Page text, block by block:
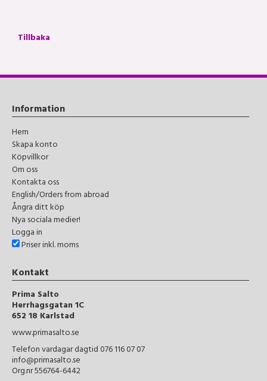
Tillbaka
Information
Hem
Skapa konto
Köpvillkor
Om oss
Kontakta oss
English/Orders from abroad
Ångra ditt köp
Nya sociala medier!
Logga in
Priser inkl. moms
Kontakt
Prima Salto
Herrhagsgatan 1C
652 18 Karlstad
www.primasalto.se
Telefon vardagar dagtid 076 116 07 07
info@primasalto.se
Org.nr 556764-6442